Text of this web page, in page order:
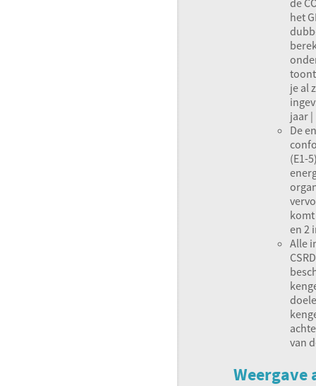
het
je al
jaar
De
(E1-
komt
en 2
Alle
CSRD
van
Weergave